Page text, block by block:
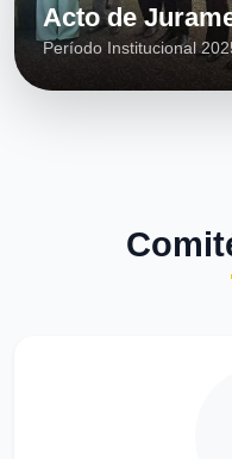
Acto de
Período Institucional